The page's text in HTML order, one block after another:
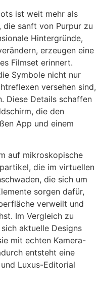
ist weit mehr als
sanft von Purpur zu
Hintergründe,
erzeugen eine
Filmset erinnert.
Symbole nicht nur
versehen sind,
Diese Details schaffen
die den
App und einem
auf mikroskopische
die im virtuellen
die sich um
sorgen dafür,
verweilt und
Im Vergleich zu
aktuelle Designs
mit echten Kamera-
entsteht eine
Luxus-Editorial